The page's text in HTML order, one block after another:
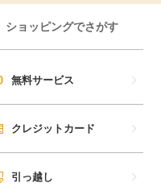
ショッピングでさがす
無料サービス
クレジットカード
引っ越し